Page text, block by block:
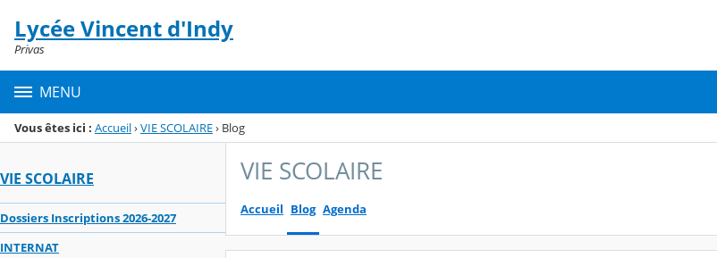
Menu de la rubrique
Contenu
Lycée Vincent d'Indy
Privas
MENU
Vous êtes ici : Accueil›VIE SCOLAIRE› Blog
VIE SCOLAIRE
Dossiers Inscriptions 2026-2027
INTERNAT
VIE SCOLAIRE
Accueil Blog Agenda